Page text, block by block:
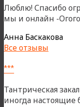
Люблю! Спасибо
мы и онлайн -
Анна Баскакова
Все отзывы
***
Тантрическая
иногда настоящие